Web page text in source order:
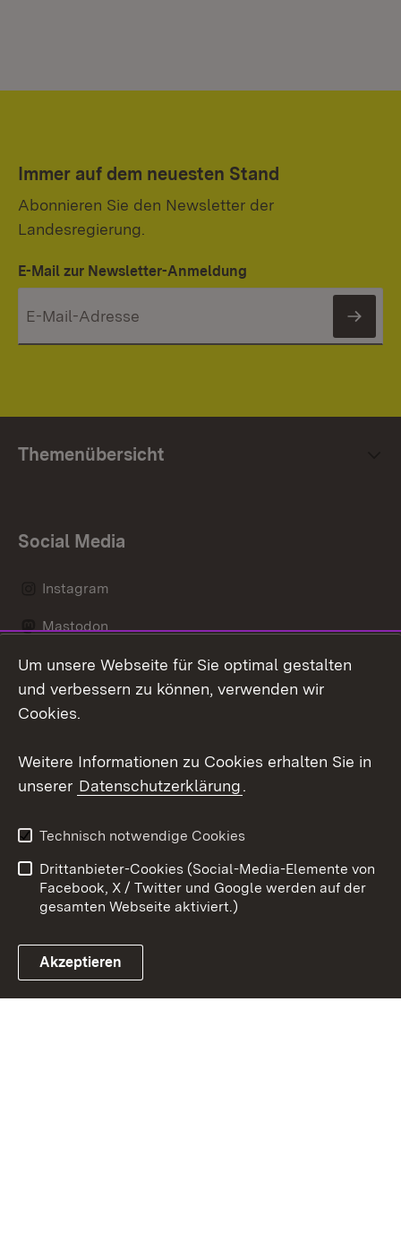
Immer auf dem neuesten Stand
Abonnieren Sie den Newsletter der
Landesregierung.
E-Mail zur Newsletter-Anmeldung
Themenübersicht
Social Media
Instagram
Mastodon
Messenger
Link zum Landesportal
Kontakt
Impressum
Cookies
Um unsere Webseite für Sie optimal gestalten
und verbessern zu können, verwenden wir
Cookies.
Weitere Informationen zu Cookies erhalten Sie in
unserer Datenschutzerklärung.
Technisch notwendige Cookies
Drittanbieter-Cookies (Social-Media-Elemente von
Facebook, X / Twitter und Google werden auf der
gesamten Webseite aktiviert.)
Akzeptieren